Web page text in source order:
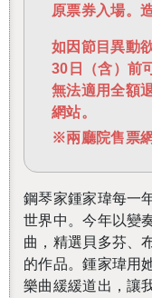
原票券入場。
如因節目異動
30日（含）前
無法適用全額
網站。
※兩廳院售票
鋼琴家鍾家瑋每一
世界中。今年以變
曲，精選貝多芬、
的作品。鍾家瑋用
樂曲緩緩道出，讓